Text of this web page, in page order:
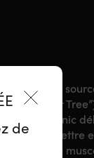
de l’eau de
(le “Fever
créé un tonic
pour mettre
le
de